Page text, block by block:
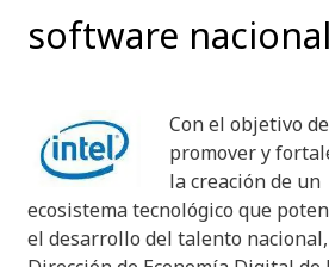
software nacional
Con el objetivo de
promover y
la creación de un
ecosistema tecnológico que
el desarrollo del talento